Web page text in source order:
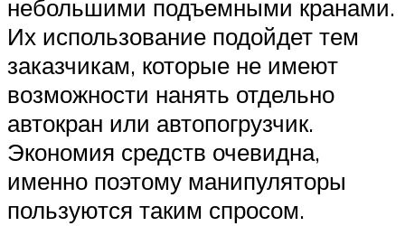
небольшими подъемными кранами.
Их использование подойдет тем
заказчикам, которые не имеют
возможности нанять отдельно
автокран или автопогрузчик.
Экономия средств очевидна,
именно поэтому манипуляторы
пользуются таким спросом.